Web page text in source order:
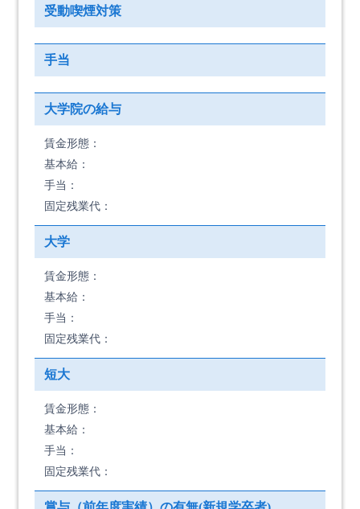
受動喫煙対策
手当
大学院の給与
賃金形態：
基本給：
手当：
固定残業代：
大学
賃金形態：
基本給：
手当：
固定残業代：
短大
賃金形態：
基本給：
手当：
固定残業代：